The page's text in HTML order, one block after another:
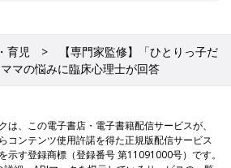
育児
【専門家監修】「ひとりっ子だ
マの悩みに臨床心理士が回答
は、この電子書店・電子書籍配信サービスが、
コンテンツ使用許諾を得た正規版配信サービス
示す登録商標（登録番号 第11091000号）です。